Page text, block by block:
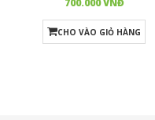
CHO VÀO GIỎ HÀNG